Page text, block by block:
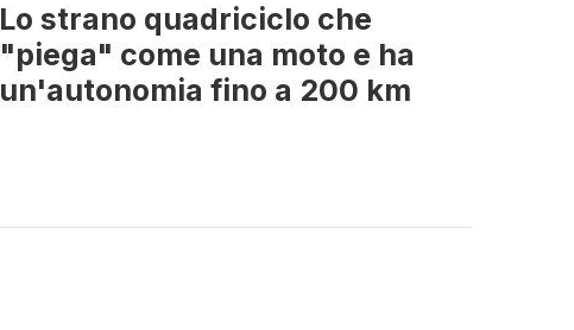
Lo strano quadriciclo che
"piega" come una moto e ha
un'autonomia fino a 200 km